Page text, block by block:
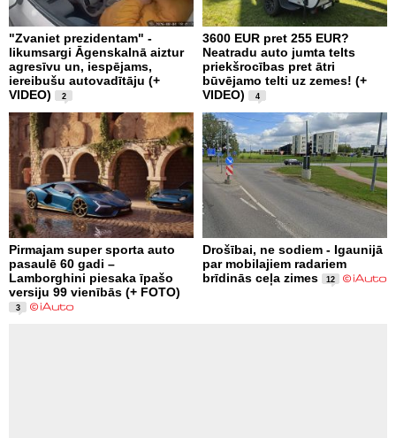
"Zvaniet prezidentam" -
likumsargi Āgenskalnā aiztur
agresīvu un, iespējams,
iereibušu autovadītāju (+
VIDEO)
2
3600 EUR pret 255 EUR?
Neatradu auto jumta telts
priekšrocības pret ātri
būvējamo telti uz zemes! (+
VIDEO)
4
Pirmajam super sporta auto
pasaulē 60 gadi –
Lamborghini piesaka īpašo
versiju 99 vienībās (+ FOTO)
3
Drošībai, ne sodiem - Igaunijā
par mobilajiem radariem
brīdinās ceļa zimes
12